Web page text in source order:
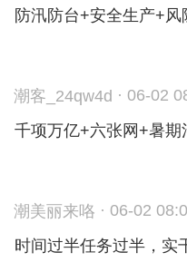
防汛防台+安全生产+
潮客_24qw4d · 06-02
千项万亿+六张网+暑
潮美丽来咯 · 06-02
时间过半任务过半，实